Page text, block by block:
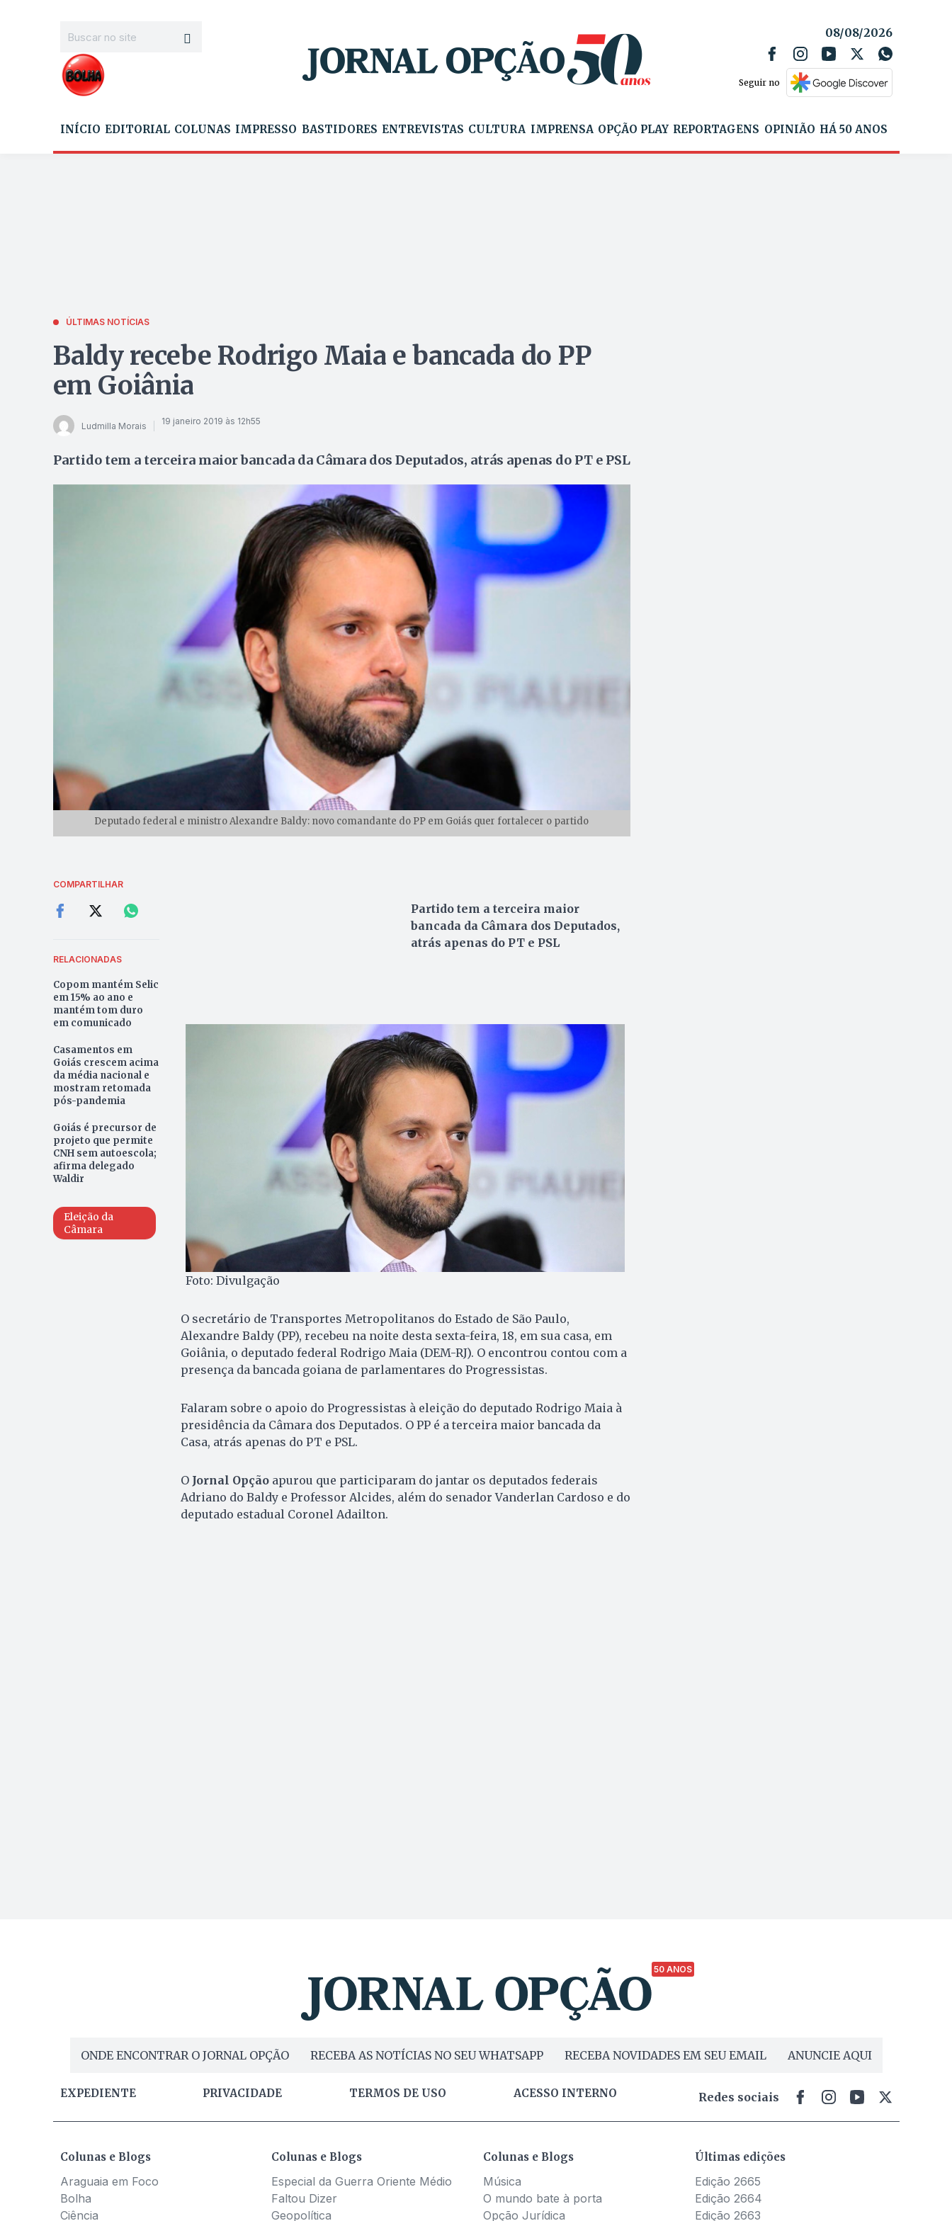
08/08/2026
Seguir no
INÍCIO EDITORIAL COLUNAS IMPRESSO BASTIDORES ENTREVISTAS CULTURA IMPRENSA OPÇÃO PLAY REPORTAGENS OPINIÃO HÁ 50 ANOS
ÚLTIMAS NOTÍCIAS
Baldy recebe Rodrigo Maia e bancada do PP
em Goiânia
Ludmilla Morais 19 janeiro 2019 às 12h55
Partido tem a terceira maior bancada da Câmara dos Deputados, atrás apenas do PT e PSL
Deputado federal e ministro Alexandre Baldy: novo comandante do PP em Goiás quer fortalecer o partido
COMPARTILHAR
RELACIONADAS
Copom mantém Selic
em 15% ao ano e
mantém tom duro
em comunicado
Casamentos em
Goiás crescem acima
da média nacional e
mostram retomada
pós-pandemia
Goiás é precursor de
projeto que permite
CNH sem autoescola;
afirma delegado
Waldir
Eleição da
Câmara
Partido tem a terceira maior
bancada da Câmara dos Deputados,
atrás apenas do PT e PSL
Foto: Divulgação
O secretário de Transportes Metropolitanos do Estado de São Paulo,
Alexandre Baldy (PP), recebeu na noite desta sexta-feira, 18, em sua casa, em
Goiânia, o deputado federal Rodrigo Maia (DEM-RJ). O encontrou contou com a
presença da bancada goiana de parlamentares do Progressistas.
Falaram sobre o apoio do Progressistas à eleição do deputado Rodrigo Maia à
presidência da Câmara dos Deputados. O PP é a terceira maior bancada da
Casa, atrás apenas do PT e PSL.
O Jornal Opção apurou que participaram do jantar os deputados federais
Adriano do Baldy e Professor Alcides, além do senador Vanderlan Cardoso e do
deputado estadual Coronel Adailton.
50 ANOS
ONDE ENCONTRAR O JORNAL OPÇÃO RECEBA AS NOTÍCIAS NO SEU WHATSAPP RECEBA NOVIDADES EM SEU EMAIL ANUNCIE AQUI
EXPEDIENTE PRIVACIDADE TERMOS DE USO ACESSO INTERNO Redes sociais
Colunas e Blogs
Araguaia em Foco
Bolha
Ciência
Colunas e Blogs
Especial da Guerra Oriente Médio
Faltou Dizer
Geopolítica
Colunas e Blogs
Música
O mundo bate à porta
Opção Jurídica
Últimas edições
Edição 2665
Edição 2664
Edição 2663